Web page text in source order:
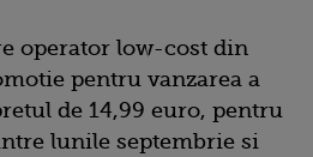
operator low-cost din
pentru vanzarea a
de 14,99 euro, pentru
lunile septembrie si